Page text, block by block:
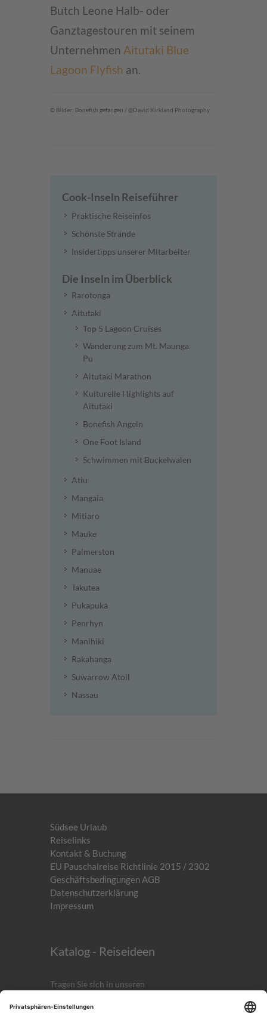
Butch Leone Halb- oder
Ganztagestouren mit seinem
Unternehmen Aitutaki Blue
Lagoon Flyfish an.
© Bilder: Bonefish gefangen / @David Kirkland Photography
Cook-Inseln Reiseführer
Praktische Reiseinfos
Schönste Strände
Insidertipps unserer Mitarbeiter
Die Inseln im Überblick
Rarotonga
Aitutaki
Top 5 Lagoon Cruises
Wanderung zum Mt. Maunga
Pu
Aitutaki Marathon
Kulturelle Highlights auf
Aitutaki
Bonefish Angeln
One Foot Island
Schwimmen mit Buckelwalen
Atiu
Mangaia
Mitiaro
Mauke
Palmerston
Manuae
Takutea
Pukapuka
Penrhyn
Manihiki
Rakahanga
Suwarrow Atoll
Nassau
Südsee Urlaub
Reiselinks
Kontakt & Buchung
EU Pauschalreise Richtlinie 2015 / 2302
Geschäftsbedingungen AGB
Datenschutzerklärung
Impressum
Katalog - Reiseideen
Tragen Sie sich in unseren